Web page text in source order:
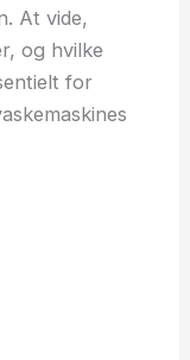
At vide,
og hvilke
for